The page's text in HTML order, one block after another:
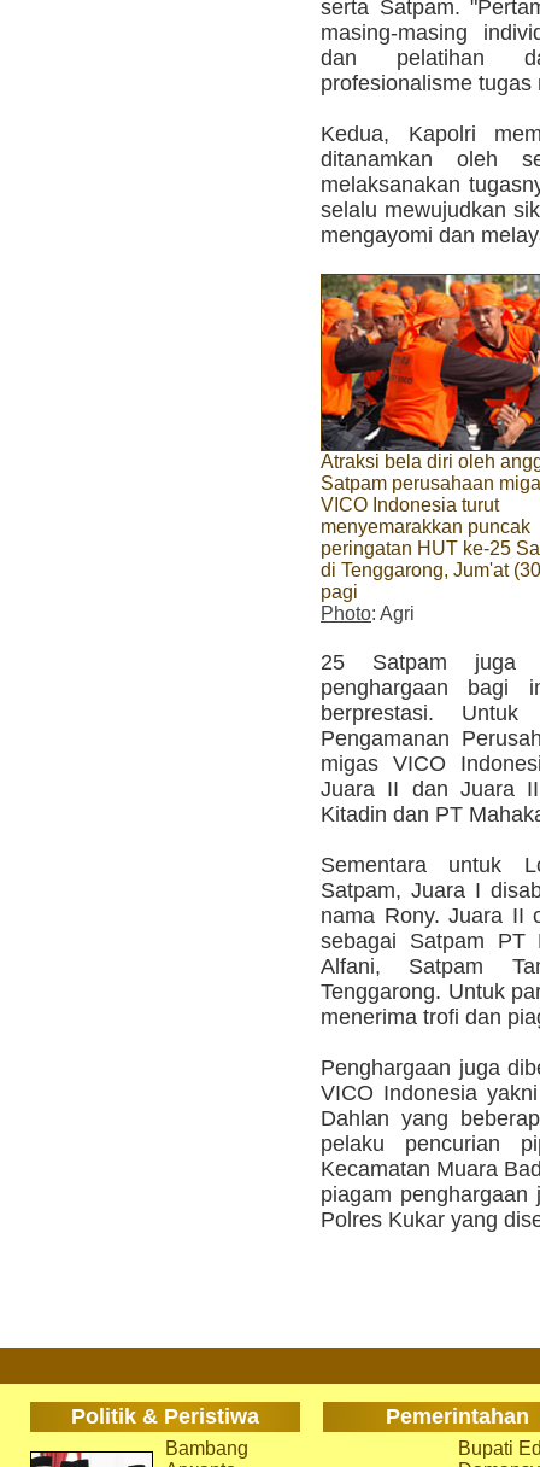
serta Satpam.
masing-masing
dan pelatihan
profesionalisme
Kedua, Kapolri
ditanamkan oleh
melaksanakan
selalu mewujudkan
mengayomi dan
Atraksi bela diri oleh
Satpam perusahaan
VICO Indonesia turut
menyemarakkan puncak
peringatan HUT ke-25
di Tenggarong, Jum'at
pagi
Photo: Agri
25 Satpam juga
penghargaan bagi
berprestasi.
Pengamanan
migas VICO
Juara II dan Juara
Kitadin dan PT
Sementara untuk
Satpam, Juara I
nama Rony. Juara II
sebagai Satpam
Alfani, Satpam
Tenggarong. Untuk
menerima trofi dan
Penghargaan juga
VICO Indonesia
Dahlan yang
pelaku pencurian
Kecamatan Muara
piagam
Polres Kukar yang
Politik & Peristiwa Pemerintahan
Bambang
Bupati